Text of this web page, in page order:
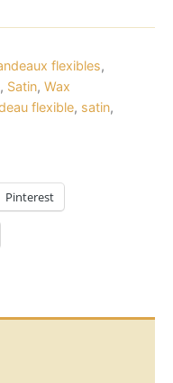
flexibles,
, Satin, Wax
flexible, satin,
Pinterest